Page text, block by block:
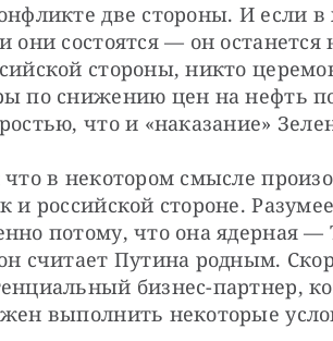
две стороны. И если
они состоятся — он
стороны, никто
по снижению цен на нефть
что и «наказание»
что в некотором смысле
и российской стороне.
потому, что она ядерная —
считает Путина родным.
бизнес-партнер,
выполнить некоторые